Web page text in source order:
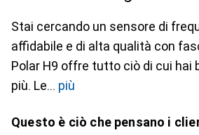
Stai cercando un sensore di
affidabile e di alta qualità con
Polar H9 offre tutto ciò di cui hai
più. Le
più
Questo è ciò che pensano i